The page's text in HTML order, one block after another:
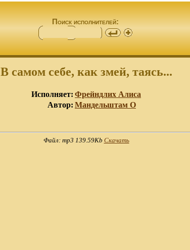
Поиск исполнителей:
В самом себе, как змей, таясь...
Исполняет: Фрейндлих Алиса
Автор: Мандельштам О
Файл: mp3 139.59Kb Скачать